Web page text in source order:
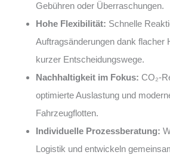
Gebühren oder Überraschungen.
Hohe Flexibilität: Schnelle
Auftragsänderungen dank flacher
kurzer Entscheidungswege.
Nachhaltigkeit im Fokus: CO₂-
optimierte Auslastung und
Fahrzeugflotten.
Individuelle Prozessberatung:
Logistik und entwickeln